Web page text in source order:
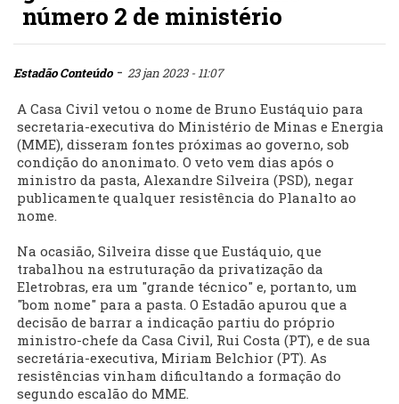
número 2 de ministério
Estadão Conteúdo- 23 jan 2023 - 11:07
A Casa Civil vetou o nome de Bruno Eustáquio para
secretaria-executiva do Ministério de Minas e Energia
(MME), disseram fontes próximas ao governo, sob
condição do anonimato. O veto vem dias após o
ministro da pasta, Alexandre Silveira (PSD), negar
publicamente qualquer resistência do Planalto ao
nome.
Na ocasião, Silveira disse que Eustáquio, que
trabalhou na estruturação da privatização da
Eletrobras, era um "grande técnico" e, portanto, um
"bom nome" para a pasta. O Estadão apurou que a
decisão de barrar a indicação partiu do próprio
ministro-chefe da Casa Civil, Rui Costa (PT), e de sua
secretária-executiva, Miriam Belchior (PT). As
resistências vinham dificultando a formação do
segundo escalão do MME.